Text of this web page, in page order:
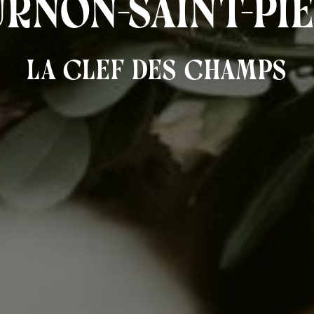
Saint-
La Clef des Champs